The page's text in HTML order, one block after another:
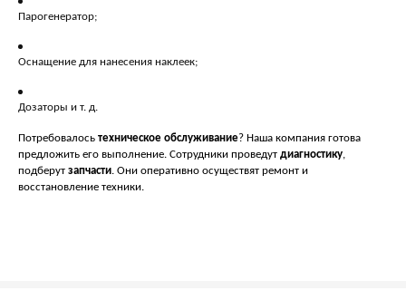
Парогенератор;
Оснащение для нанесения наклеек;
Дозаторы и т. д.
Потребовалось техническое обслуживание? Наша компания готова
предложить его выполнение. Сотрудники проведут диагностику,
подберут запчасти. Они оперативно осуществят ремонт и
восстановление техники.